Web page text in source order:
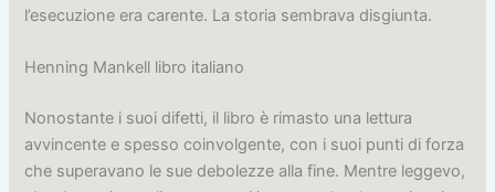
l’esecuzione era carente. La storia sembrava disgiunta.
Henning Mankell libro italiano
Nonostante i suoi difetti, il libro è rimasto una lettura
avvincente e spesso coinvolgente, con i suoi punti di forza
che superavano le sue debolezze alla fine. Mentre leggevo,